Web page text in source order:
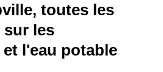
toutes les
les
l'eau potable